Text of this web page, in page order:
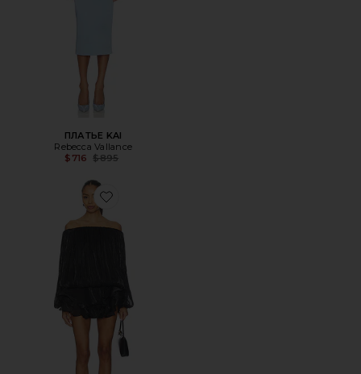
ПЛАТЬЕ KAI
Rebecca Vallance
$716
Previous price:
$895
Favorite ПЛАТЬЕ ELORA